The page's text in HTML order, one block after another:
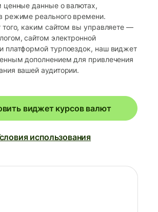
ценные данные о валютах,
режиме реального времени.
того, каким сайтом вы управляете —
сайтом электронной
платформой турпоездок, наш виджет
дополнением для привлечения
вашей аудитории.
виджет курсов валют
использования